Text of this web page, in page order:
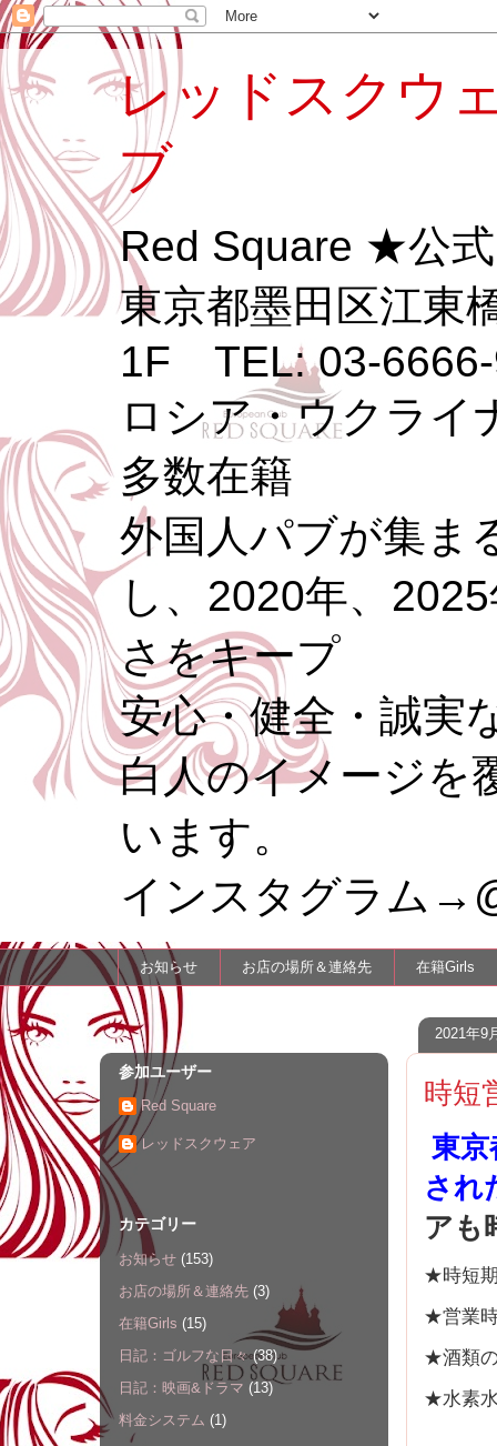
レッドスクウ
ブ
Red Square ★公
東京都墨田区江東
1F TEL: 03-
ロシア・ウクライ
多数在籍
外国人パブが集ま
し、2020年、
さをキープ
安心・健全・誠実
白人のイメージを
います。
インスタグラム
お知らせ お店の場所＆連絡先 在籍Girls
2021年9
時短
東
され
アも
★時短
★営業
★酒類
★水素
参加ユーザー
Red Square
レッドスクウェア
カテゴリー
お知らせ (153)
お店の場所＆連絡先 (3)
在籍Girls (15)
日記：ゴルフな日々 (38)
日記：映画&ドラマ (13)
料金システム (1)